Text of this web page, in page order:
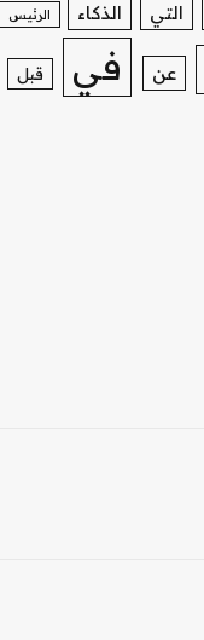
التي الذكاء الرئيس
عن في قبل